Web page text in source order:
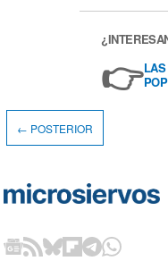
👉
← POSTERIOR